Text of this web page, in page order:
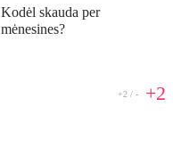
Kodėl skauda per
mėnesines?
+2 / - +2